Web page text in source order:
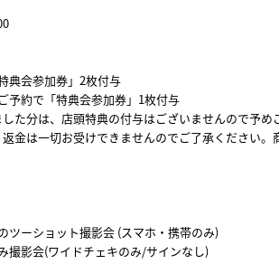
典会参加券」2枚付与
予約で「特典会参加券」1枚付与
た分は、店頭特典の付与はございませんので予め
金は一切お受けできませんのでご了承ください。
ツーショット撮影会 (スマホ・携帯のみ)
撮影会(ワイドチェキのみ/サインなし)